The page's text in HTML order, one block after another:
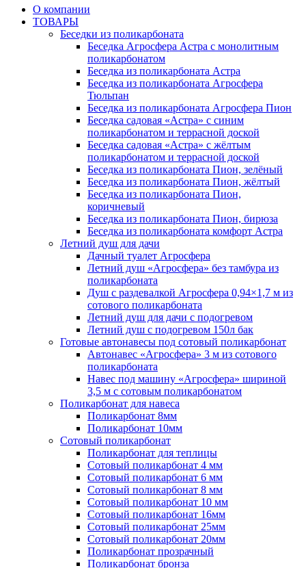
О компании
ТОВАРЫ
Беседки из поликарбоната
Беседка Агросфера Астра с монолитным
поликарбонатом
Беседка из поликарбоната Астра
Беседка из поликарбоната Агросфера
Тюльпан
Беседка из поликарбоната Агросфера Пион
Беседка садовая «Астра» с синим
поликарбонатом и террасной доской
Беседка садовая «Астра» с жёлтым
поликарбонатом и террасной доской
Беседка из поликарбоната Пион, зелёный
Беседка из поликарбоната Пион, жёлтый
Беседка из поликарбоната Пион,
коричневый
Беседка из поликарбоната Пион, бирюза
Беседка из поликарбоната комфорт Астра
Летний душ для дачи
Дачный туалет Агросфера
Летний душ «Агросфера» без тамбура из
поликарбоната
Душ с раздевалкой Агросфера 0,94×1,7 м из
сотового поликарбоната
Летний душ для дачи с подогревом
Летний душ с подогревом 150л бак
Готовые автонавесы под сотовый поликарбонат
Автонавес «Агросфера» 3 м из сотового
поликарбоната
Навес под машину «Агросфера» шириной
3,5 м с сотовым поликарбонатом
Поликарбонат для навеса
Поликарбонат 8мм
Поликарбонат 10мм
Сотовый поликарбонат
Поликарбонат для теплицы
Сотовый поликарбонат 4 мм
Сотовый поликарбонат 6 мм
Сотовый поликарбонат 8 мм
Сотовый поликарбонат 10 мм
Сотовый поликарбонат 16мм
Сотовый поликарбонат 25мм
Сотовый поликарбонат 20мм
Поликарбонат прозрачный
Поликарбонат бронза